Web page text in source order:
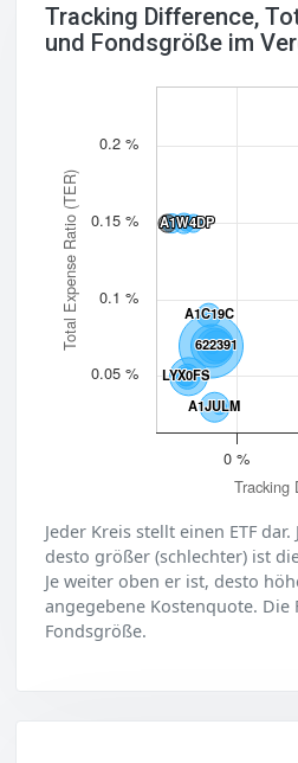
Tracking Difference,
und Fondsgröße im
Tracking
Total Expense Ratio (TER) A1W4DP
A1W4DP
622391
622391
A1C19C
A1C19C
A1JULM
A1JULM
LYX0FS
LYX0FS
0 %
0.05 %
0.1 %
0.15 %
0.2 %
Jeder Kreis stellt einen ETF
desto größer (schlechter) ist
Je weiter oben er ist, desto
angegebene Kostenquote. Die
Fondsgröße.